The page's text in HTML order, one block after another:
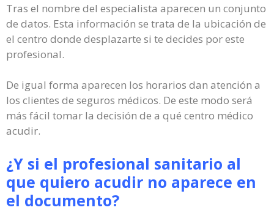
Tras el nombre del especialista aparecen un conjunto
de datos. Esta información se trata de la ubicación de
el centro donde desplazarte si te decides por este
profesional.
De igual forma aparecen los horarios dan atención a
los clientes de seguros médicos. De este modo será
más fácil tomar la decisión de a qué centro médico
acudir.
¿Y si el profesional sanitario al
que quiero acudir no aparece en
el documento?